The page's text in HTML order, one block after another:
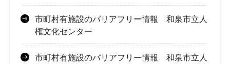
市町村有施設のバリアフリー情報 和泉市立人
権文化センター
市町村有施設のバリアフリー情報 和泉市立人